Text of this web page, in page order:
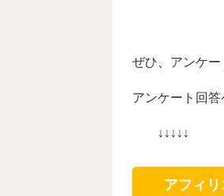
ぜひ、アンケ
アンケート回答
↓↓↓↓↓
アフィ